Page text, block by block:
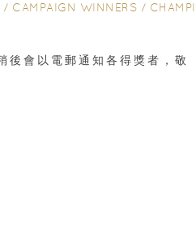
/ CAMPAIGN WINNERS / CHAMPIMOM 送禮
會以電郵通知各得獎者，敬